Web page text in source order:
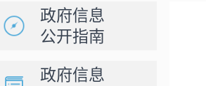
政府信息
公开指南
政府信息